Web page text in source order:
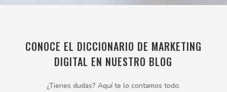
CONOCE EL DICCIONARIO DE MARKETING
DIGITAL EN NUESTRO BLOG
¿Tienes dudas? Aquí te lo contamos todo.